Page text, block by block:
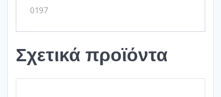
0197
Σχετικά προϊόντα